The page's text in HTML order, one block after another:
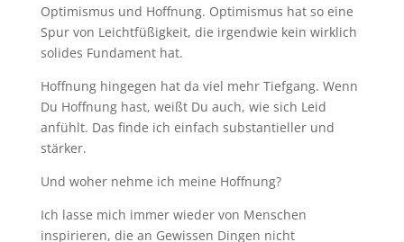
Optimismus und Hoffnung. Optimismus hat so eine
Spur von Leichtfüßigkeit, die irgendwie kein wirklich
solides Fundament hat.
Hoffnung hingegen hat da viel mehr Tiefgang. Wenn
Du Hoffnung hast, weißt Du auch, wie sich Leid
anfühlt. Das finde ich einfach substantieller und
stärker.
Und woher nehme ich meine Hoffnung?
Ich lasse mich immer wieder von Menschen
inspirieren, die an Gewissen Dingen nicht